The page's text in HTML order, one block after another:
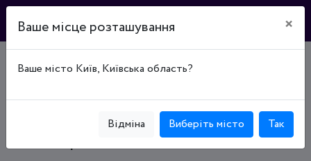
Дошка оголошень
Тютюнові вироби та аксесуари
Сигарети
Ваше місце розташування ×
Ваше місто Київ, Київська область?
Відміна Виберіть місто Так